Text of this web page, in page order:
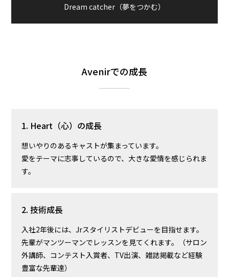
Dream catcher（夢をつかむ）
Avenirでの成長
1. Heart（心）の成長
想いやりのあるキャストが集まっています。
愛をテーマに志事しているので、大きな愛情を感じられま
す。
2. 技術成長
入社2年後には、Jrスタイリストデビューを目指せます。
先輩がマンツーマンでレッスンを見てくれます。（サロン
外講師、コンテスト入賞者、TV出演、雑誌掲載など経験
豊富な先輩達）